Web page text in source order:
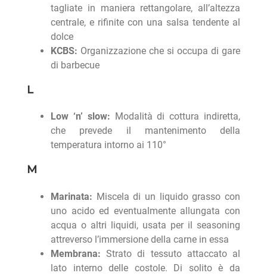
tagliate in maniera rettangolare, all’altezza
centrale, e rifinite con una salsa tendente al
dolce
KCBS: Organizzazione che si occupa di gare
di barbecue
L
Low ‘n’ slow: Modalità di cottura indiretta,
che prevede il mantenimento della
temperatura intorno ai 110°
M
Marinata: Miscela di un liquido grasso con
uno acido ed eventualmente allungata con
acqua o altri liquidi, usata per il seasoning
attreverso l’immersione della carne in essa
Membrana: Strato di tessuto attaccato al
lato interno delle costole. Di solito è da